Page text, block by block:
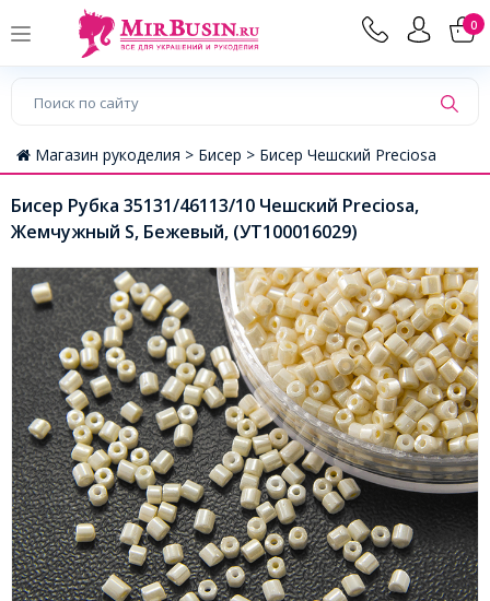
0
Магазин рукоделия > Бисер > Бисер Чешский Preciosa
Бисер Рубка 35131/46113/10 Чешский Preciosa,
Жемчужный S, Бежевый, (УТ100016029)